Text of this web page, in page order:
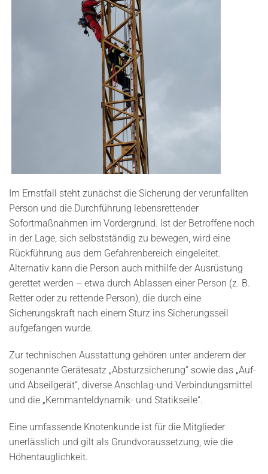
Im Ernstfall steht zunächst die Sicherung der verunfallten
Person und die Durchführung lebensrettender
Sofortmaßnahmen im Vordergrund. Ist der Betroffene noch
in der Lage, sich selbstständig zu bewegen, wird eine
Rückführung aus dem Gefahrenbereich eingeleitet.
Alternativ kann die Person auch mithilfe der Ausrüstung
gerettet werden – etwa durch Ablassen einer Person (z. B.
Retter oder zu rettende Person), die durch eine
Sicherungskraft nach einem Sturz ins Sicherungsseil
aufgefangen wurde.
Zur technischen Ausstattung gehören unter anderem der
sogenannte Gerätesatz „Absturzsicherung“ sowie das „Auf-
und Abseilgerät“, diverse Anschlag-und Verbindungsmittel
und die „Kernmanteldynamik- und Statikseile“.
Eine umfassende Knotenkunde ist für die Mitglieder
unerlässlich und gilt als Grundvoraussetzung, wie die
Höhentauglichkeit.